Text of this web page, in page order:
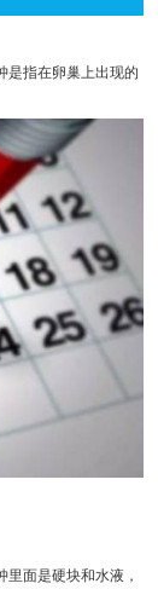
是指在卵巢上出现的
面是硬块和水液，